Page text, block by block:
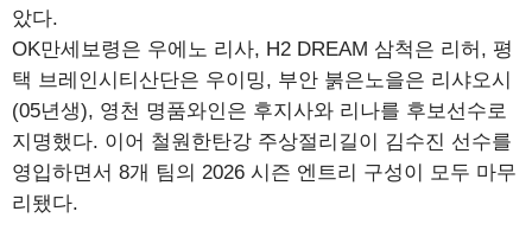
았다.
OK만세보령은 우에노 리사, H2 DREAM 삼척은 리허, 평
택 브레인시티산단은 우이밍, 부안 붉은노을은 리샤오시
(05년생), 영천 명품와인은 후지사와 리나를 후보선수로
지명했다. 이어 철원한탄강 주상절리길이 김수진 선수를
영입하면서 8개 팀의 2026 시즌 엔트리 구성이 모두 마무
리됐다.